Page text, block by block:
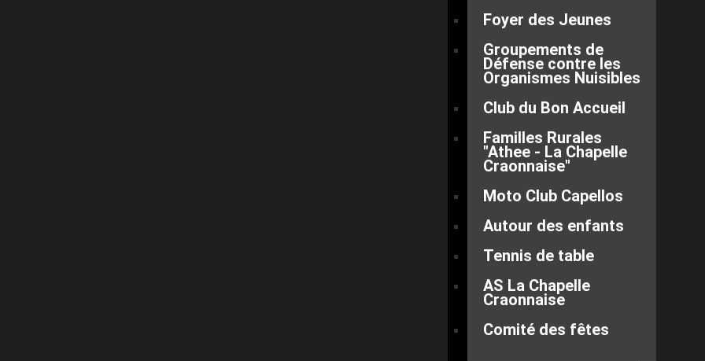
Foyer des Jeunes
Groupements de
Défense contre les
Organismes Nuisibles
Club du Bon Accueil
Familles Rurales
"Athee - La Chapelle
Craonnaise"
Moto Club Capellos
Autour des enfants
Tennis de table
AS La Chapelle
Craonnaise
Comité des fêtes